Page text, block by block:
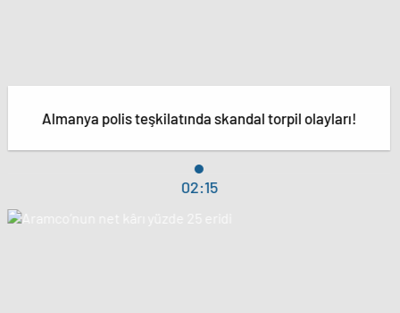
Almanya polis teşkilatında skandal torpil olayları!
02:15